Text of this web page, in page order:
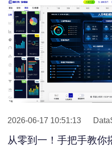
2026-06-17 10:51:13
从零到一！手把手教你